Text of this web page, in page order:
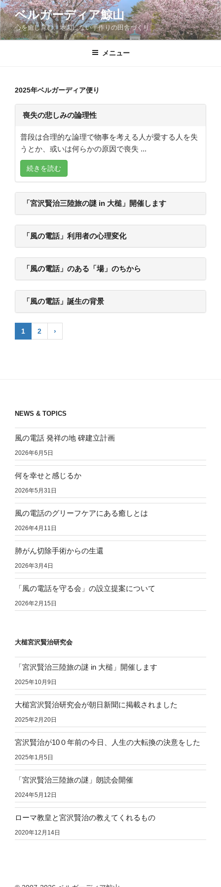
コ
ン
テ
ン
ベルガーディア鯨山
心を癒し育む、地図にない手作りの田舎づくり。
メニュー
2025年ベルガーディア便り
喪失の悲しみの論理性
普段は合理的な論理で物事を考える人が愛する人を失
うとか、或いは何らかの原因で喪失 ...
続きを読む
「宮沢賢治三陸旅の謎 in 大槌」開催します
「風の電話」利用者の心理変化
「風の電話」のある「場」のちから
「風の電話」誕生の背景
1 2 ›
NEWS & TOPICS
風の電話 発祥の地 碑建立計画
2026年6月5日
何を幸せと感じるか
2026年5月31日
風の電話のグリーフケアにある癒しとは
2026年4月11日
肺がん切除手術からの生還
2026年3月4日
「風の電話を守る会」の設立提案について
2026年2月15日
大槌宮沢賢治研究会
「宮沢賢治三陸旅の謎 in 大槌」開催します
2025年10月9日
大槌宮沢賢治研究会が朝日新聞に掲載されました
2025年2月20日
宮沢賢治が10０年前の今日、人生の大転換の決意をした
2025年1月5日
「宮沢賢治三陸旅の謎」朗読会開催
2024年5月12日
ローマ教皇と宮沢賢治の教えてくれるもの
2020年12月14日